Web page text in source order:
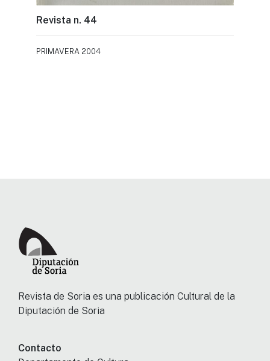
Revista n. 44
PRIMAVERA 2004
Revista de Soria es una publicación Cultural de la
Diputación de Soria
Contacto